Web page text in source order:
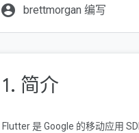
account_circle brettmorgan 编写
1. 简介
Flutter 是 Google 的移动应用